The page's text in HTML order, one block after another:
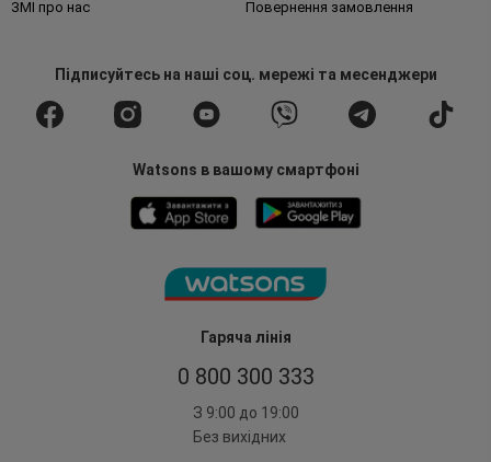
Гаряча лінія
0 800 300 333
З 9:00 до 19:00
Без вихідних
ЗМІ про нас Повернення замовлення
Підписуйтесьна наші соц. мережі та месенджери
Watsons в вашому смартфоні